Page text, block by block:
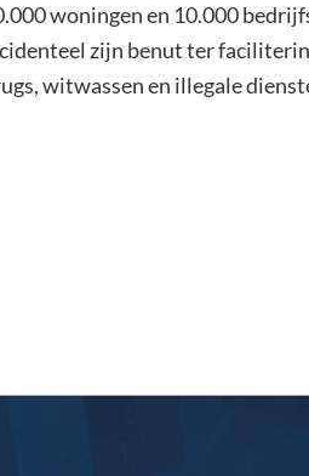
woningen en 10.000
zijn benut ter
witwassen en illegale